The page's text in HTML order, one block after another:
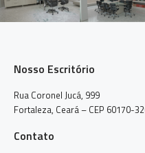
Nosso Escritório
Rua Coronel Jucá, 999
Fortaleza, Ceará – CEP 60170-
Contato